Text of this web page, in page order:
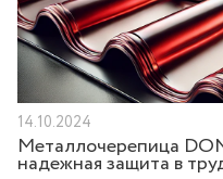
14.10.2024
Металлочерепица
надежная защита в